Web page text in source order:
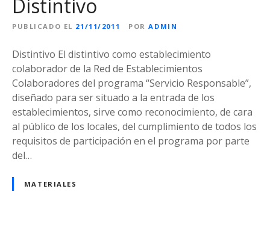
Distintivo
PUBLICADO EL 21/11/2011 POR ADMIN
Distintivo El distintivo como establecimiento
colaborador de la Red de Establecimientos
Colaboradores del programa “Servicio Responsable”,
diseñado para ser situado a la entrada de los
establecimientos, sirve como reconocimiento, de cara
al público de los locales, del cumplimiento de todos los
requisitos de participación en el programa por parte
del…
MATERIALES